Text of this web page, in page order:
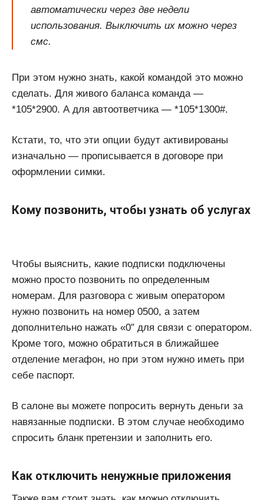
автоматически через две недели
использования. Выключить их можно через
смс.
При этом нужно знать, какой командой это можно
сделать. Для живого баланса команда —
*105*2900. А для автоответчика — *105*1300#.
Кстати, то, что эти опции будут активированы
изначально — прописывается в договоре при
оформлении симки.
Кому позвонить, чтобы узнать об услугах
Чтобы выяснить, какие подписки подключены
можно просто позвонить по определенным
номерам. Для разговора с живым оператором
нужно позвонить на номер 0500, а затем
дополнительно нажать «0″ для связи с оператором.
Кроме того, можно обратиться в ближайшее
отделение мегафон, но при этом нужно иметь при
себе паспорт.
В салоне вы можете попросить вернуть деньги за
навязанные подписки. В этом случае необходимо
спросить бланк претензии и заполнить его.
Как отключить ненужные приложения